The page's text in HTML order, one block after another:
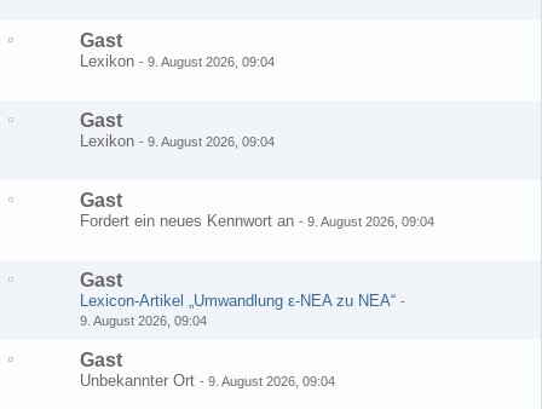
Gast
Lexikon - 9. August 2026, 09:04
Gast
Lexikon - 9. August 2026, 09:04
Gast
Fordert ein neues Kennwort an - 9. August 2026, 09:04
Gast
Lexicon-Artikel „Umwandlung ε-NEA zu NEA“ -
9. August 2026, 09:04
Gast
Unbekannter Ort - 9. August 2026, 09:04